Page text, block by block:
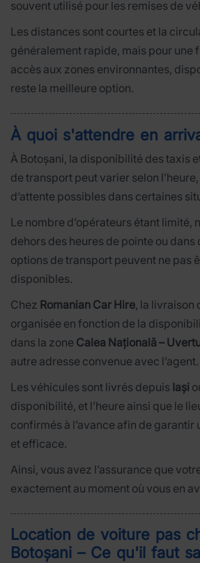
souvent utilisé pour les remises de
Les distances sont courtes et la
généralement rapide, mais pour une
accès aux zones environnantes,
reste la meilleure option.
À quoi s'attendre en
À Botoșani, la disponibilité des taxis
de transport peut varier selon
d’attente possibles dans certaines
Le nombre d’opérateurs étant limité,
dehors des heures de pointe ou dans
options de transport peuvent ne pas
disponibles.
Chez Romanian Car Hire, la livraison
organisée en fonction de la
dans la zone Calea Națională –
autre adresse convenue avec l’agent.
Les véhicules sont livrés depuis Iași
disponibilité, et l’heure ainsi que le
confirmés à l’avance afin de garantir
et efficace.
Ainsi, vous avez l’assurance que
exactement au moment où vous en
Location de voiture pas
Botoșani – Ce qu'il faut